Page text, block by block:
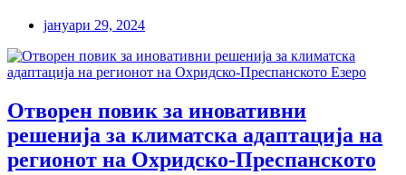
јануари 29, 2024
Отворен повик за иновативни
решенија за климатска адаптација на
регионот на Охридско-Преспанското